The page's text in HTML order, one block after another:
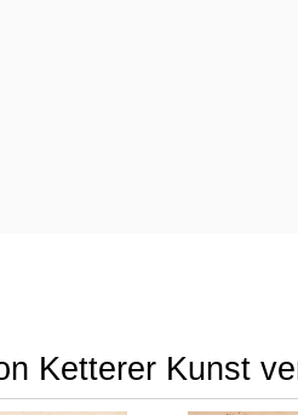
Ketterer Kunst